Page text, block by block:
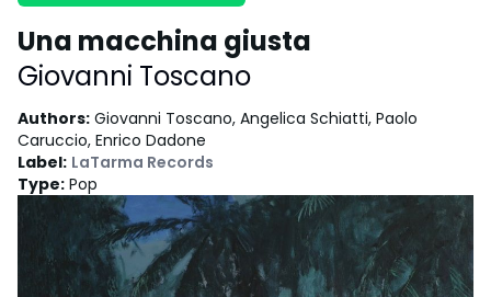
Una macchina giusta
Giovanni Toscano
Authors: Giovanni Toscano, Angelica Schiatti, Paolo
Caruccio, Enrico Dadone
Label: LaTarma Records
Type: Pop